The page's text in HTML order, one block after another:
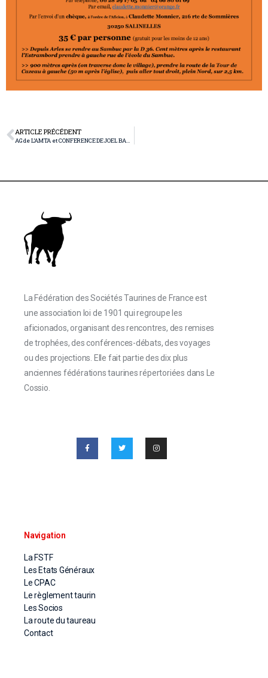
ARTICLE PRÉCÉDENT
AG de L’AMTA et CONFERENCE DE JOEL BARTOLOTTI » les despedidas des arènes d’Arles’
La Fédération des Sociétés Taurines de France est
une association loi de 1901 qui regroupe les
aficionados, organisant des rencontres, des remises
de trophées, des conférences-débats, des voyages
ou des projections. Elle fait partie des dix plus
anciennes fédérations taurines répertoriées dans Le
Cossio.
Navigation
La FSTF
Les Etats Généraux
Le CPAC
Le règlement taurin
Les Socios
La route du taureau
Contact